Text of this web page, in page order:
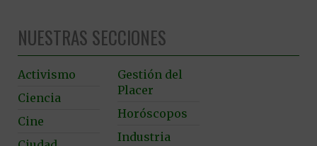
NUESTRAS SECCIONES
Activismo
Ciencia
Cine
Gestión del
Placer
Horóscopos
Industria